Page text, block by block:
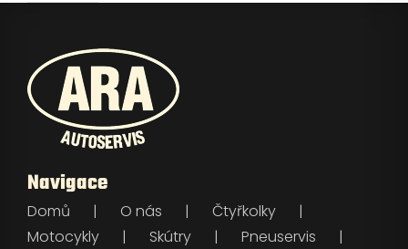
Navigace
Domů O nás
Čtyřkolky
Motocykly
Skútry
Pneuservis